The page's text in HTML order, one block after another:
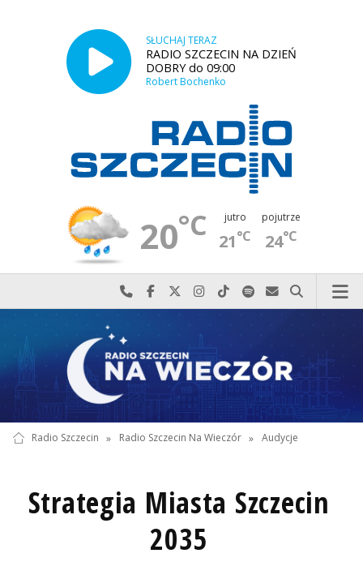
SŁUCHAJ TERAZ
RADIO SZCZECIN NA DZIEŃ
DOBRY do 09:00
Robert Bochenko
20°C jutro
21°C
pojutrze
24°C
Najlepiej po prostu do nas zadzwoń
Odwiedź nas na Facebook-u
Odwiedź nas na X
Odwiedź nas na Instagram-ie
Odwiedź nas na TikTok-u
Szukaj nas na Spotify
Wyślij do nas
Szukaj
Radio Szczecin » Radio Szczecin Na Wieczór » Audycje
Strategia Miasta Szczecin
2035